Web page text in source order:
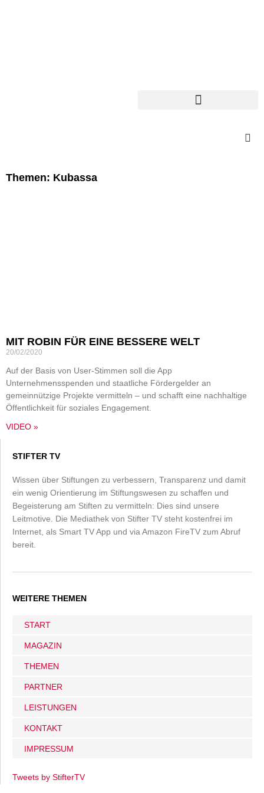
Themen: Kubassa
MIT ROBIN FÜR EINE BESSERE WELT
20/02/2020
Auf der Basis von User-Stimmen soll die App
Unternehmensspenden und staatliche Fördergelder an
gemeinnützige Projekte vermitteln – und schafft eine nachhaltige
Öffentlichkeit für soziales Engagement.
VIDEO »
STIFTER TV
Wissen über Stiftungen zu verbessern, Transparenz und damit
ein wenig Orientierung im Stiftungswesen zu schaffen und
Begeisterung am Stiften zu vermitteln: Dies sind unsere
Leitmotive. Die Mediathek von Stifter TV steht kostenfrei im
Internet, als Smart TV App und via Amazon FireTV zum Abruf
bereit.
WEITERE THEMEN
START
MAGAZIN
THEMEN
PARTNER
LEISTUNGEN
KONTAKT
IMPRESSUM
Tweets by StifterTV